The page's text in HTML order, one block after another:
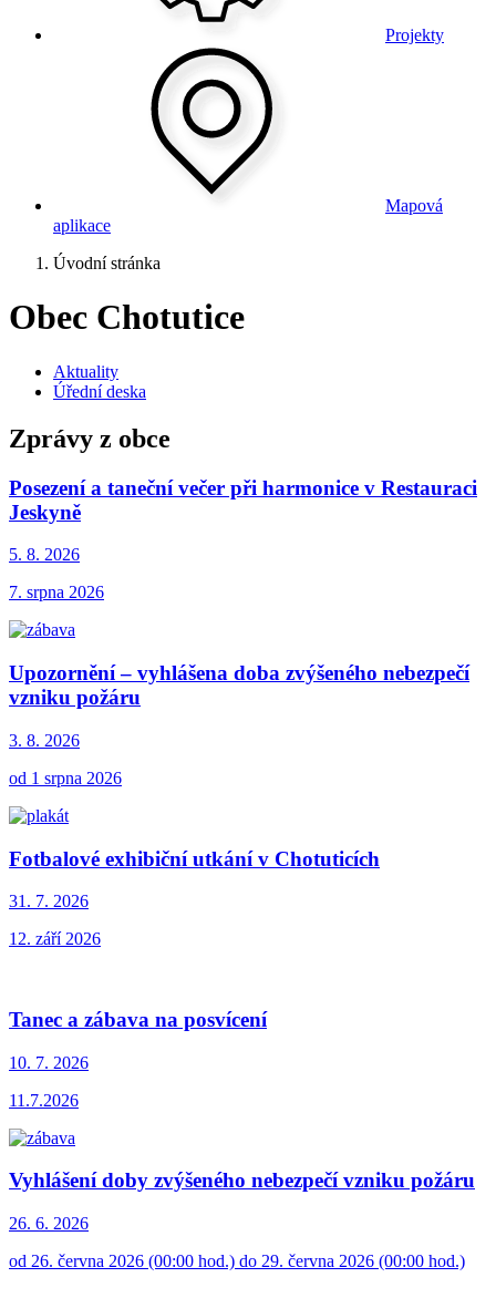
Projekty
Mapová
aplikace
Úvodní stránka
Obec Chotutice
Aktuality
Úřední deska
Zprávy z obce
Posezení a taneční večer při harmonice v Restauraci
Jeskyně
5. 8. 2026
7. srpna 2026
Upozornění – vyhlášena doba zvýšeného nebezpečí
vzniku požáru
3. 8. 2026
od 1 srpna 2026
Fotbalové exhibiční utkání v Chotuticích
31. 7. 2026
12. září 2026
Tanec a zábava na posvícení
10. 7. 2026
11.7.2026
Vyhlášení doby zvýšeného nebezpečí vzniku požáru
26. 6. 2026
od 26. června 2026 (00:00 hod.) do 29. června 2026 (00:00 hod.)